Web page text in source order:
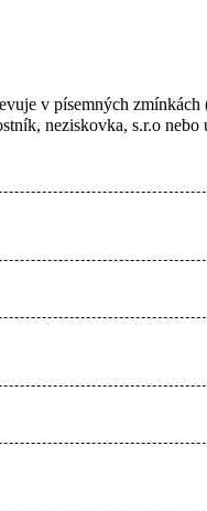
v písemných zmínkách
neziskovka, s.r.o nebo